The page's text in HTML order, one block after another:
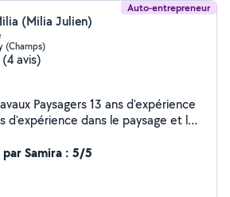
Auto-entrepreneur
(Milia Julien)
(Champs)
(4 avis)
13 ans d'expérience
d'expérience dans le paysage et le
Terrassement et nivellement
et fermeture de tranchées
Tous types de travaux à la mini-
Samira : 5/5